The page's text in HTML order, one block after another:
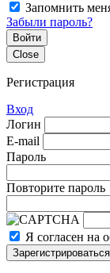
Запомнить
Забыли пароль?
Войти
Close
Регистрация
Вход
Логин
E-mail
Пароль
Повторите пароль
Я согласен на
Зарегистрироваться